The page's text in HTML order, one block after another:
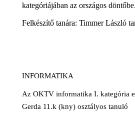
kategóriájában az országos
Felkészítő tanára: Timmer László
INFORMATIKA
Az OKTV informatika I. kategória
Gerda 11.k (kny) osztályos tanuló